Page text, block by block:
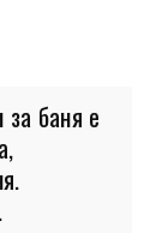
баня е